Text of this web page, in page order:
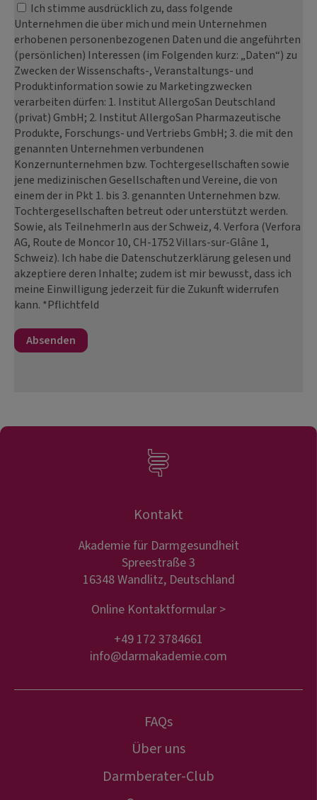
Ich stimme ausdrücklich zu, dass folgende
Unternehmen die über mich und mein Unternehmen
erhobenen personenbezogenen Daten und die angeführten
(persönlichen) Interessen (im Folgenden kurz: „Daten“) zu
Zwecken der Wissenschafts-, Veranstaltungs- und
Produktinformation sowie zu Marketingzwecken
verarbeiten dürfen: 1. Institut AllergoSan Deutschland
(privat) GmbH; 2. Institut AllergoSan Pharmazeutische
Produkte, Forschungs- und Vertriebs GmbH; 3. die mit den
genannten Unternehmen verbundenen
Konzernunternehmen bzw. Tochtergesellschaften sowie
jene medizinischen Gesellschaften und Vereine, die von
einem der in Pkt 1. bis 3. genannten Unternehmen bzw.
Tochtergesellschaften betreut oder unterstützt werden.
Sowie, als TeilnehmerIn aus der Schweiz, 4. Verfora (Verfora
AG, Route de Moncor 10, CH-1752 Villars-sur-Glâne 1,
Schweiz). Ich habe die Datenschutzerklärung gelesen und
akzeptiere deren Inhalte; zudem ist mir bewusst, dass ich
meine Einwilligung jederzeit für die Zukunft widerrufen
kann. *Pflichtfeld
Kontakt
Akademie für Darmgesundheit
Spreestraße 3
16348 Wandlitz, Deutschland
Online Kontaktformular >
+49 172 3784661
info@darmakademie.com
FAQs
Über uns
Darmberater-Club